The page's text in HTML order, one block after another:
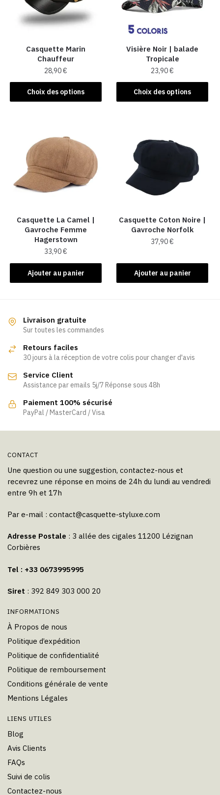
Casquette Marin
Chauffeur
28,90€
Choix des options
Ce
produit
variations.
Les
options
peuvent
être
la
page
du
produit
Visière Noir | balade
Tropicale
23,90€
Choix des options
Ce
produit
choisies
la
page
du
Casquette La Camel​ |
Gavroche Femme
Hagerstown
33,90€
Ajouter au panier
Casquette Coton Noire |
Gavroche Norfolk
37,90€
Ajouter au panier
Livraison gratuite
Sur toutes les commandes
Retours faciles
30 jours à la réception de votre colis pour changer d'avis
Service Client
Assistance par emails 5j/7 Réponse sous 48h
Paiement 100% sécurisé
PayPal / MasterCard / Visa
CONTACT
Une question ou une suggestion, contactez-nous et
recevrez une réponse en moins de 24h du lundi au vendredi
entre 9h et 17h
Par e-mail : contact@casquette-styluxe.com
Adresse Postale : 3 allée des cigales 11200 Lézignan
Corbières
Tel : +33 0673995995
Siret : 392 849 303 000 20
INFORMATIONS
À Propos de nous
Politique d’expédition
Politique de confidentialité
Politique de remboursement
Conditions générale de vente
Mentions Légales
LIENS UTILES
Blog
Avis Clients
FAQs
Suivi de colis
Contactez-nous